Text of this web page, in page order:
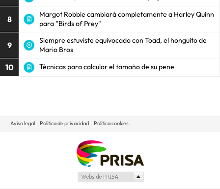
8
Margot Robbie cambiará completamente a Harley Quinn
para "Birds of Prey"
9
Siempre estuviste equivocado con Toad, el honguito de
Mario Bros
10 Técnicas para calcular el tamaño de su pene
Aviso legal Política de privacidad Política cookies